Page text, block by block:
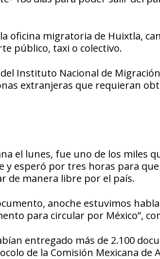
oficina migratoria de Huixtla,
público, taxi o colectivo.
Instituto Nacional de
extranjeras que requieran
el lunes, fue uno de los miles
esperó por tres horas para
de manera libre por el país.
anoche estuvimos
para circular por México”,
entregado más de 2.100
de la Comisión Mexicana de